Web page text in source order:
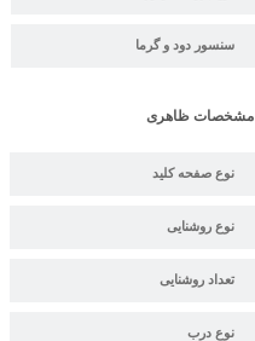
سنسور دود و گرما
مشخصات ظاهری
نوع صفحه کلید
نوع روشنایی
تعداد روشنایی
نوع درب